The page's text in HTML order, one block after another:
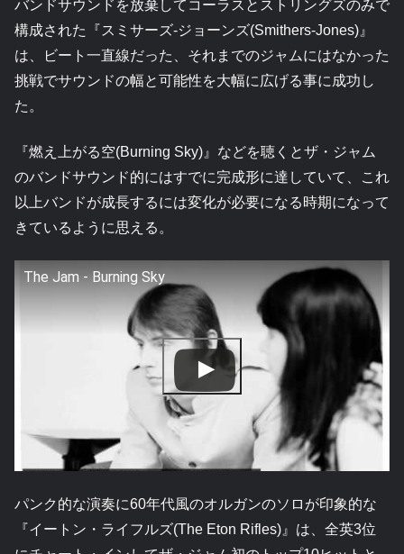
バンドサウンドを放棄してコーラスとストリングズのみで
構成された『スミサーズ-ジョーンズ(Smithers-Jones)』
は、ビート一直線だった、それまでのジャムにはなかった
挑戦でサウンドの幅と可能性を大幅に広げる事に成功し
た。
『燃え上がる空(Burning Sky)』などを聴くとザ・ジャム
のバンドサウンド的にはすでに完成形に達していて、これ
以上バンドが成長するには変化が必要になる時期になって
きているように思える。
The Jam - Burning Sky
パンク的な演奏に60年代風のオルガンのソロが印象的な
『イートン・ライフルズ(The Eton Rifles)』は、全英3位